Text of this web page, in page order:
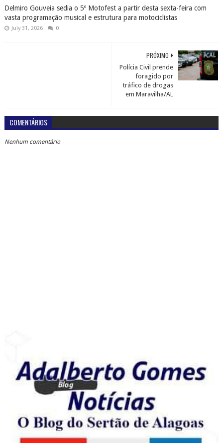
Delmiro Gouveia sedia o 5º Motofest a partir desta sexta-feira com
vasta programação musical e estrutura para motociclistas
July 31, 2026 0
PRÓXIMO
Polícia Civil prende
foragido por
tráfico de drogas
em Maravilha/AL
COMENTÁRIOS
Nenhum comentário